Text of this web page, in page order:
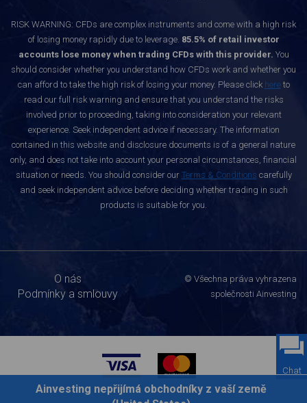
RISK WARNING: CFDs are complex instruments and come with a high risk
of losing money rapidly due to leverage. 85.5% of retail investor
accounts lose money when trading CFDs with this provider. You
should consider whether you understand how CFDs work and whether you
can afford to take the high risk of losing your money. Please click hereto
read our full risk warning and ensure that you understand the risks
involved prior to proceeding, taking into consideration your relevant
experience. Seek independent advice if necessary. The information
contained in this website and disclosure documents is of a general nature
only, and does not take into account your personal circumstances, financial
situation or needs. You should consider our Terms & Conditions carefully
and seek independent advice before deciding whether trading in such
products is suitable for you.
O nás
Podmínky a smlouvy
© Všechna práva vyhrazena
společnosti Ainvesting
Chat
Ainvesting nepřijímá obchodníky z vaší země